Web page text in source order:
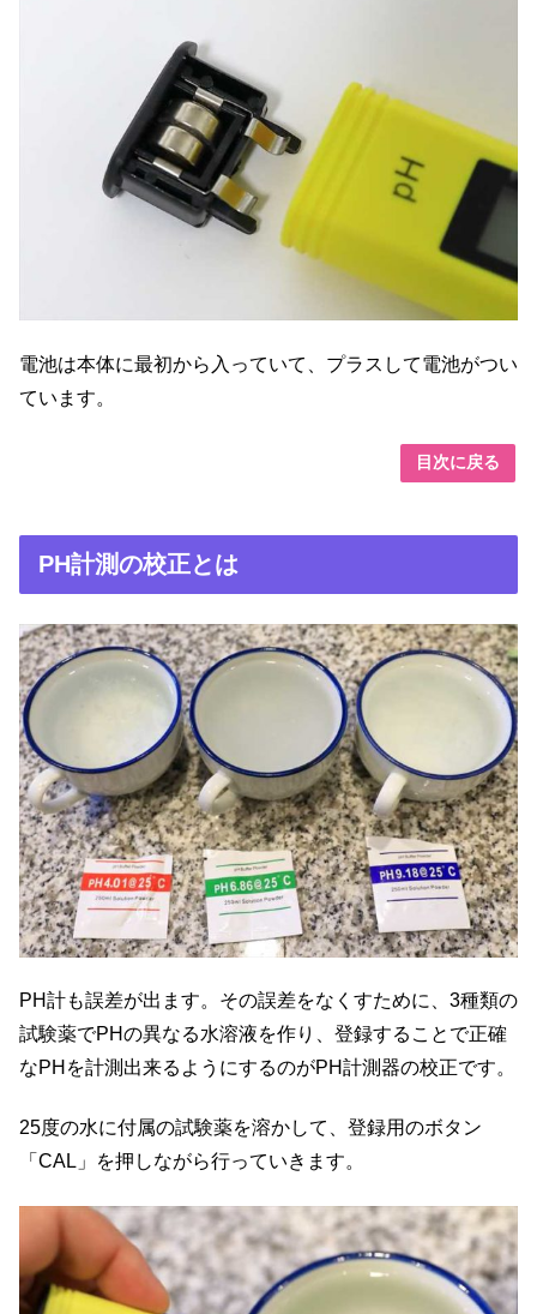
電池は本体に最初から入っていて、プラスして電池がつい
ています。
目次に戻る
PH計測の校正とは
PH計も誤差が出ます。その誤差をなくすために、3種類の
試験薬でPHの異なる水溶液を作り、登録することで正確
なPHを計測出来るようにするのがPH計測器の校正です。
25度の水に付属の試験薬を溶かして、登録用のボタン
「CAL」を押しながら行っていきます。